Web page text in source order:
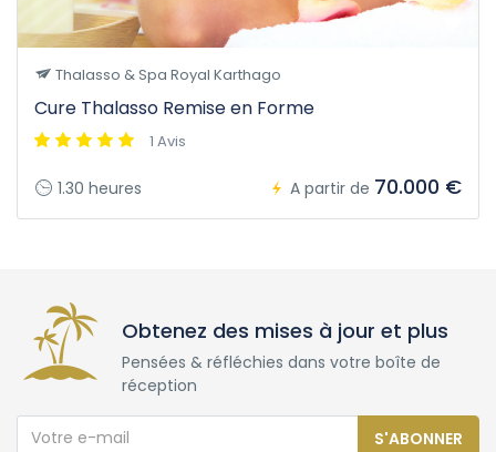
Thalasso & Spa Royal Karthago
Cure Thalasso Remise en Forme
1 Avis
1.30 heures A partir de 70.000 €
Obtenez des mises à jour et plus
Pensées & réfléchies dans votre boîte de
réception
S'ABONNER